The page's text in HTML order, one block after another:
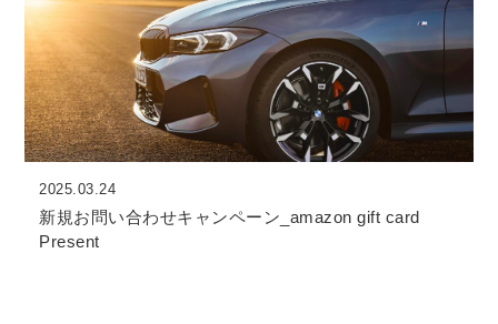
2025.03.24
新規お問い合わせキャンペーン_amazon gift card
Present